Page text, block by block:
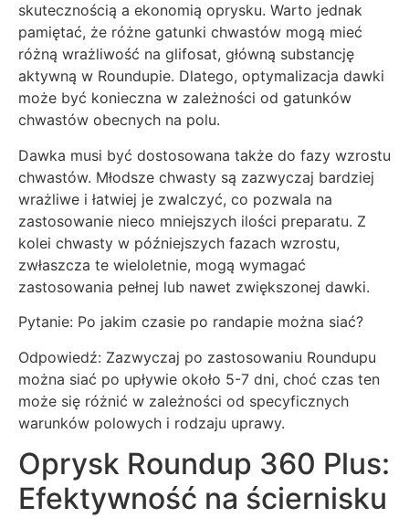
skutecznością a ekonomią oprysku. Warto jednak
pamiętać, że różne gatunki chwastów mogą mieć
różną wrażliwość na glifosat, główną substancję
aktywną w Roundupie. Dlatego, optymalizacja dawki
może być konieczna w zależności od gatunków
chwastów obecnych na polu.
Dawka musi być dostosowana także do fazy wzrostu
chwastów. Młodsze chwasty są zazwyczaj bardziej
wrażliwe i łatwiej je zwalczyć, co pozwala na
zastosowanie nieco mniejszych ilości preparatu. Z
kolei chwasty w późniejszych fazach wzrostu,
zwłaszcza te wieloletnie, mogą wymagać
zastosowania pełnej lub nawet zwiększonej dawki.
Pytanie: Po jakim czasie po randapie można siać?
Odpowiedź: Zazwyczaj po zastosowaniu Roundupu
można siać po upływie około 5-7 dni, choć czas ten
może się różnić w zależności od specyficznych
warunków polowych i rodzaju uprawy.
Oprysk Roundup 360 Plus:
Efektywność na ściernisku